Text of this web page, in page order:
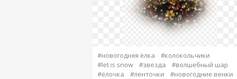
#новогодняя ёлка
#колокольчики
#let is snow
#звезда
#волшебный шар
#ёлочка
#ленточки #новогодние венки